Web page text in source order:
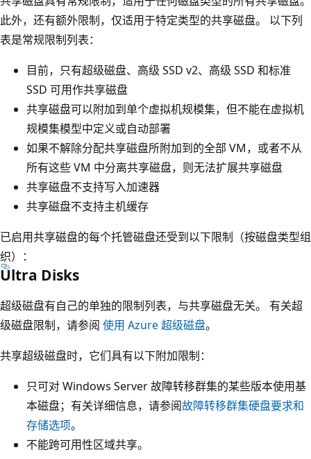
此外，还有额外限制，仅适用于特定类型的共享磁盘。 以下列
表是常规限制列表：
目前，只有超级磁盘、高级 SSD v2、高级 SSD 和标准
SSD 可用作共享磁盘
共享磁盘可以附加到单个虚拟机规模集，但不能在虚拟机
规模集模型中定义或自动部署
如果不解除分配共享磁盘所附加到的全部 VM，或者不从
所有这些 VM 中分离共享磁盘，则无法扩展共享磁盘
共享磁盘不支持写入加速器
共享磁盘不支持主机缓存
已启用共享磁盘的每个托管磁盘还受到以下限制（按磁盘类型组
织）：
Ultra Disks
超级磁盘有自己的单独的限制列表，与共享磁盘无关。 有关超
级磁盘限制，请参阅 使用 Azure 超级磁盘。
共享超级磁盘时，它们具有以下附加限制：
只可对 Windows Server 故障转移群集的某些版本使用基
本磁盘；有关详细信息，请参阅故障转移群集硬盘要求和
存储选项。
不能跨可用性区域共享。